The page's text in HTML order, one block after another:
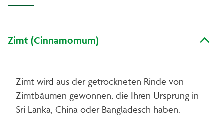
Zimt (Cinnamomum)
Zimt wird aus der getrockneten Rinde von
Zimtbäumen gewonnen, die Ihren Ursprung in
Sri Lanka, China oder Bangladesch haben.